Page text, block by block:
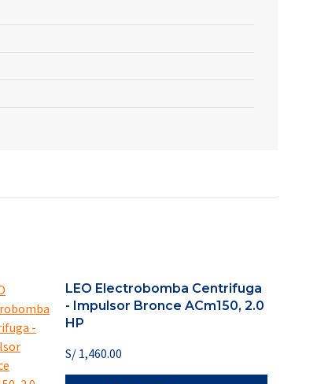
LEO Electrobomba Centrifuga
- Impulsor Bronce ACm150, 2.0
HP
S/ 1,460.00